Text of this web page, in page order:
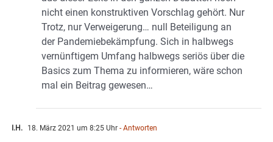
nicht einen konstruktiven Vorschlag gehört. Nur
Trotz, nur Verweigerung… null Beteiligung an
der Pandemiebekämpfung. Sich in halbwegs
vernünftigem Umfang halbwegs seriös über die
Basics zum Thema zu informieren, wäre schon
mal ein Beitrag gewesen…
I.H. 18. März 2021 um 8:25 Uhr - Antworten